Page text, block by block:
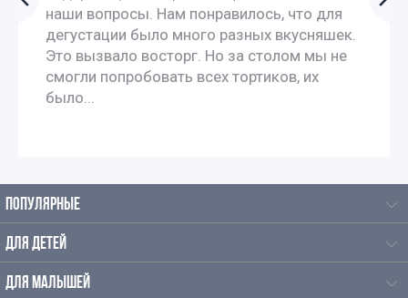
наши вопросы. Нам понравилось, что для
дегустации было много разных вкусняшек.
Это вызвало восторг. Но за столом мы не
смогли попробовать всех тортиков, их
было...
ПОПУЛЯРНЫЕ
ДЛЯ ДЕТЕЙ
ДЛЯ МАЛЫШЕЙ